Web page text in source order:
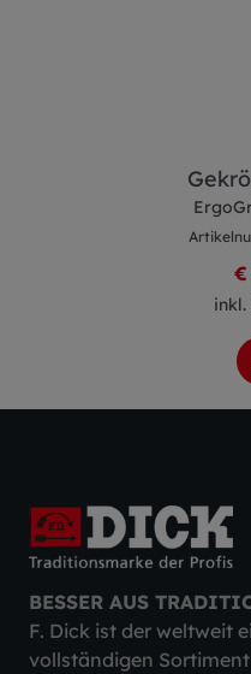
€
inkl.
BESSER AUS
F. Dick ist der weltweit
vollständigen